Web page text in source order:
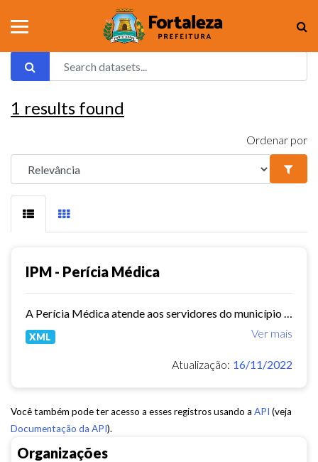
Organizações
1 results found
Ordenar por
IPM - Perícia Médica
Ver mais
XML
Atualização: 16/11/2022
Você também pode ter acesso a esses registros usando a API (veja
Documentação da API).